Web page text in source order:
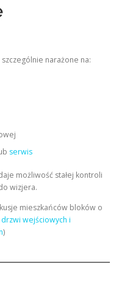
narażone na:
serwis
możliwość stałej kontroli
wizjera.
mieszkańców bloków o
drzwi wejściowych i
)